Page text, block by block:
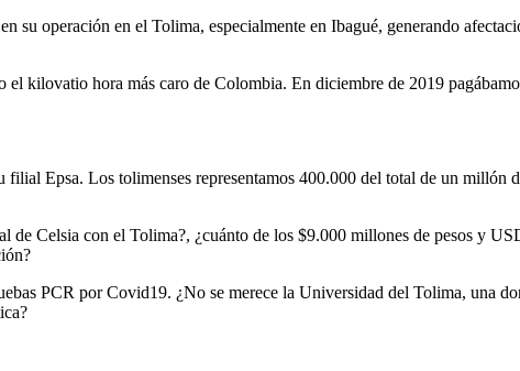
operación en el Tolima, especialmente en Ibagué, generando
kilovatio hora más caro de Colombia. En diciembre de 2019
Epsa. Los tolimenses representamos 400.000 del total de un millón
Celsia con el Tolima?, ¿cuánto de los $9.000 millones de pesos y
PCR por Covid19. ¿No se merece la Universidad del Tolima, una